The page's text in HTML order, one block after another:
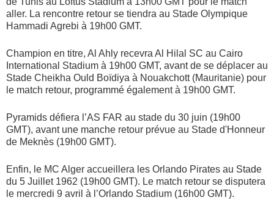
aller. La rencontre retour se tiendra au Stade Olympique
Hammadi Agrebi à 19h00 GMT.
Champion en titre, Al Ahly recevra Al Hilal SC au Cairo
International Stadium à 19h00 GMT, avant de se déplacer au
Stade Cheikha Ould Boïdiya à Nouakchott (Mauritanie) pour
le match retour, programmé également à 19h00 GMT.
Pyramids défiera l’AS FAR au stade du 30 juin (19h00
GMT), avant une manche retour prévue au Stade d'Honneur
de Meknès (19h00 GMT).
Enfin, le MC Alger accueillera les Orlando Pirates au Stade
du 5 Juillet 1962 (19h00 GMT). Le match retour se disputera
le mercredi 9 avril à l’Orlando Stadium (16h00 GMT).